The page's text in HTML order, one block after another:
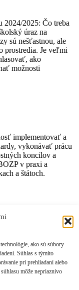
ako sú súbory
Súhlas s týmito
pri prehliadaní alebo
môže nepriaznivo
2024/2025: Čo treba
úraz na
sú nešťastnou, ale
prostredia. Je veľmi
ako
možnosti
implementovať a
vykonávať prácu
koncilov a
v praxi a
a štátoch.